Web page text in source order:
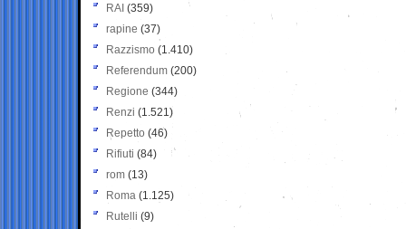
RAI (359)
rapine (37)
Razzismo (1.410)
Referendum (200)
Regione (344)
Renzi (1.521)
Repetto (46)
Rifiuti (84)
rom (13)
Roma (1.125)
Rutelli (9)